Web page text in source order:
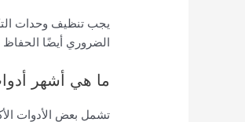
الضروري أيضًا
ما هي أشهر
تشمل بعض الأدوات